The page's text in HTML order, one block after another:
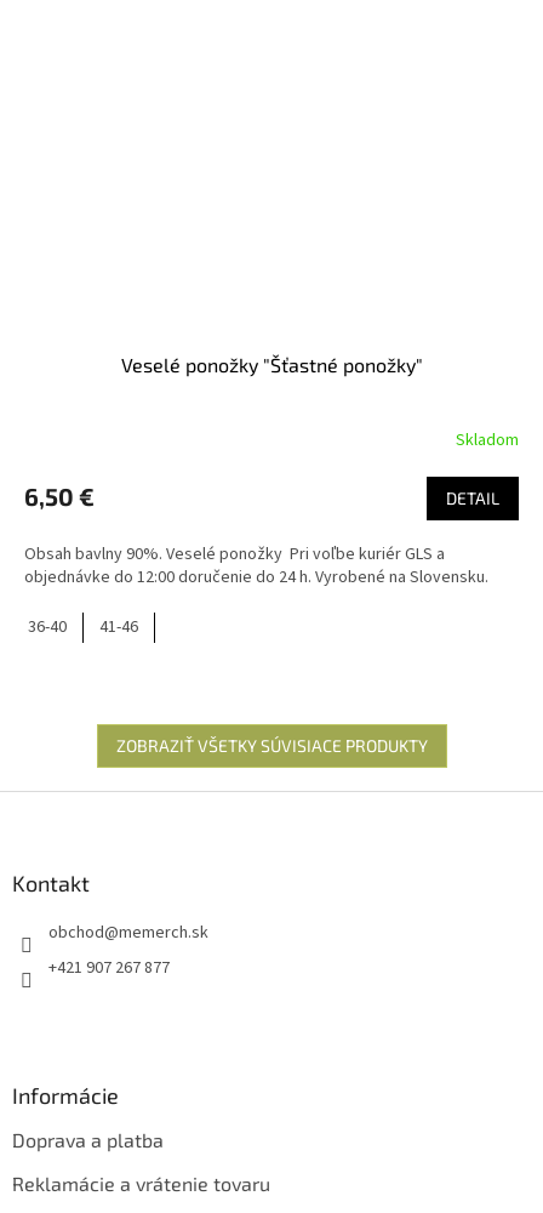
Veselé ponožky "Šťastné ponožky"
Skladom
6,50 € DETAIL
Obsah bavlny 90%. Veselé ponožky Pri voľbe kuriér GLS a
objednávke do 12:00 doručenie do 24 h. Vyrobené na Slovensku.
36-40 41-46
ZOBRAZIŤ VŠETKY SÚVISIACE PRODUKTY
Kontakt
obchod@memerch.sk
+421 907 267 877
Informácie
Doprava a platba
Reklamácie a vrátenie tovaru